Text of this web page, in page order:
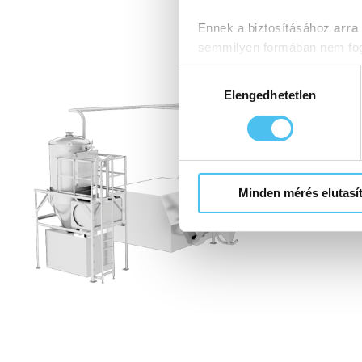
Ennek a biztosításához arra
semmilyen formában nem
Előre is köszönjük!
kiválasztásaElengedhetetlen
Minden mérés